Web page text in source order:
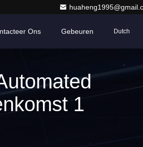
Ons Gebeuren Dutch
1